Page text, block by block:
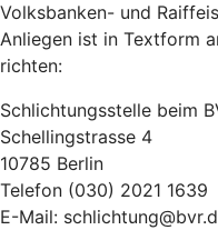
Volksbanken- und
Anliegen ist in Textform
richten:
Schlichtungsstelle beim
Schellingstrasse 4
10785 Berlin
Telefon (030) 2021 1639
E-Mail: